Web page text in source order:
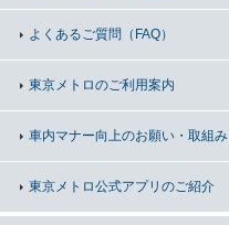
よくあるご質問（FAQ）
東京メトロのご利用案内
車内マナー向上のお願い・取組み
東京メトロ公式アプリのご紹介